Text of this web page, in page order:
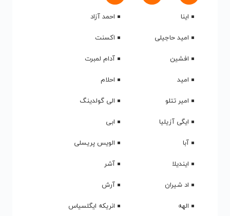
اینا
احمد آزاد
امید حاجیلی
اکسنت
افشین
آدام لمبرت
امید
احلام
امیر تتلو
الی گولدینگ
ایگی آزیلیا
ابی
آبا
الویس پریسلی
ایندیلا
آشر
اد شیران
آرش
الهه
انریکه ایگلسیاس